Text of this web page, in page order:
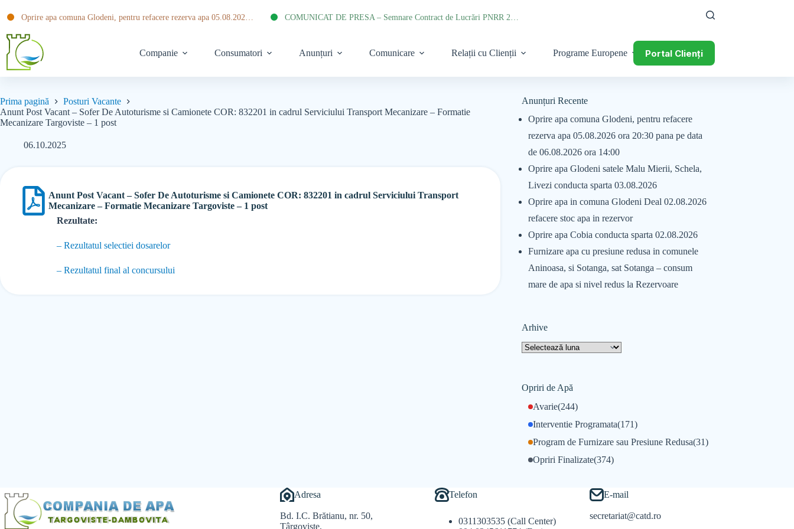
Companie Consumatori Anunțuri Comunicare Relații cu Clienții Programe Europene Portal Clienți
Prima pagină
Posturi Vacante
Anunt Post Vacant – Sofer De Autoturisme si Camionete COR: 832201 in cadrul Serviciului Transport Mecanizare – Formatie
Mecanizare Targoviste – 1 post
06.10.2025
Anunt Post Vacant – Sofer De Autoturisme si Camionete COR: 832201 in cadrul Serviciului Transport
Mecanizare – Formatie Mecanizare Targoviste – 1 post
Rezultate:
– Rezultatul selectiei dosarelor
– Rezultatul final al concursului
Anunțuri Recente
Oprire apa comuna Glodeni, pentru refacere
rezerva apa 05.08.2026 ora 20:30 pana pe data
de 06.08.2026 ora 14:00
Oprire apa Glodeni satele Malu Mierii, Schela,
Livezi conducta sparta 03.08.2026
Oprire apa in comuna Glodeni Deal 02.08.2026
refacere stoc apa in rezervor
Oprire apa Cobia conducta sparta 02.08.2026
Furnizare apa cu presiune redusa in comunele
Aninoasa, si Sotanga, sat Sotanga – consum
mare de apa si nivel redus la Rezervoare
Arhive
Opriri de Apă
Avarie(244)
Interventie Programata(171)
Opriri Finalizate(374)
Program de Furnizare sau Presiune Redusa(31)
Adresa
Bd. I.C. Brătianu, nr. 50,
Târgoviște,
Telefon
0311303535 (Call Center)
E-mail
secretariat@catd.ro